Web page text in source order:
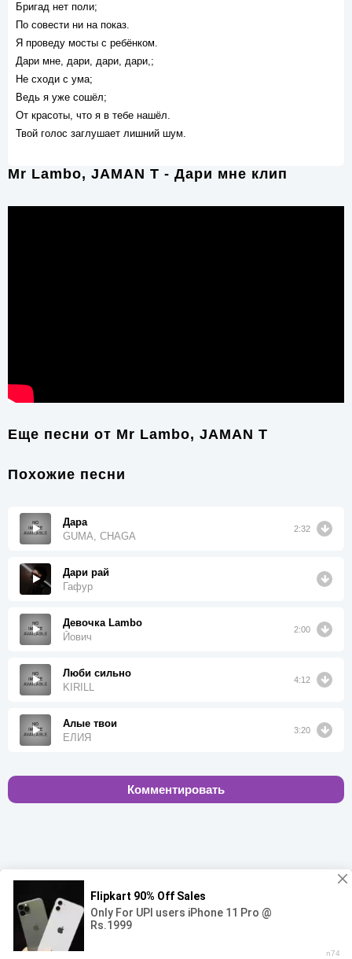
Бригад нет поли;
По совести ни на показ.
Я проведу мосты с ребёнком.
Дари мне, дари, дари, дари,;
Не сходи с ума;
Ведь я уже сошёл;
От красоты, что я в тебе нашёл.
Твой голос заглушает лишний шум.
Mr Lambo, JAMAN T - Дари мне клип
Еще песни от Mr Lambo, JAMAN T
Похожие песни
Дара
GUMA, CHAGA
2:32
Дари рай
Гафур
Девочка Lambo
Йович
2:00
Люби сильно
KIRILL
4:12
Алые твои
ЕЛИЯ
3:20
Комментировать
00:00